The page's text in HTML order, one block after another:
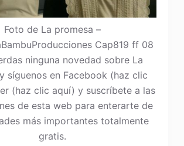
Foto de La promesa –
Cap819 ff 08
ninguna novedad sobre La
síguenos en Facebook (haz clic
(haz clic aquí) y suscríbete a las
de esta web para enterarte de
más importantes totalmente
gratis.